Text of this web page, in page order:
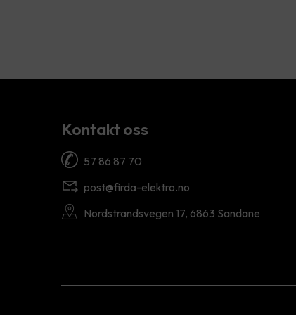
Kontakt oss
57 86 87 70
post@firda-elektro.no
Nordstrandsvegen 17, 6863 Sandane